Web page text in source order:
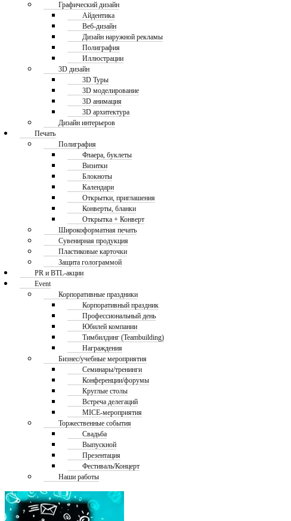
Графический дизайн
Айдентика
Веб-дизайн
Дизайн наружной рекламы
Полиграфия
Иллюстрации
3D дизайн
3D Туры
3D моделирование
3D анимация
3D архитектура
Дизайн интерьеров
Печать
Полиграфия
Флаера, буклеты
Визитки
Блокноты
Календари
Открытки, приглашения
Конверты, бланки
Открытка + Конверт
Широкоформатная печать
Сувенирная продукция
Пластиковые карточки
Защита голограммой
PR и BTL-акции
Event
Корпоративные праздники
Корпоративный праздник
Профессиональный день
Юбилей компании
Тимбилдинг (Teambuilding)
Награждения
Бизнес/учебные мероприятия
Семинары/тренинги
Конференции/форумы
Круглые столы
Встреча делегаций
MICE-мероприятия
Торжественные события
Свадьба
Выпускной
Презентация
Фестиваль/Концерт
Наши работы